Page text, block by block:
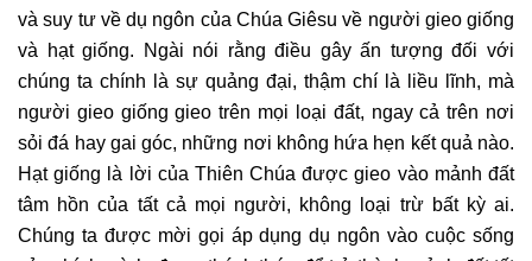
và suy tư về dụ ngôn của Chúa Giêsu về người gieo giống
và hạt giống. Ngài nói rằng điều gây ấn tượng đối với
chúng ta chính là sự quảng đại, thậm chí là liều lĩnh, mà
người gieo giống gieo trên mọi loại đất, ngay cả trên nơi
sỏi đá hay gai góc, những nơi không hứa hẹn kết quả nào.
Hạt giống là lời của Thiên Chúa được gieo vào mảnh đất
tâm hồn của tất cả mọi người, không loại trừ bất kỳ ai.
Chúng ta được mời gọi áp dụng dụ ngôn vào cuộc sống